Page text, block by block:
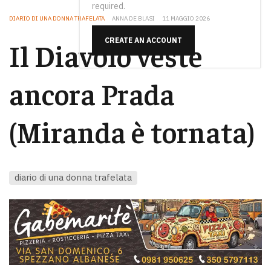
required.
CREATE AN ACCOUNT
DIARIO DI UNA DONNA TRAFELATA ANNA DE BLASI 11 MAGGIO 2026
Il Diavolo veste
ancora Prada
(Miranda è tornata)
diario di una donna trafelata